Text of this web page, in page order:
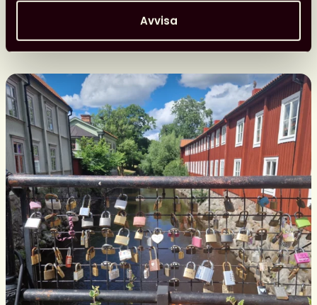
Avvisa
26 juni, 2026 Nyheter